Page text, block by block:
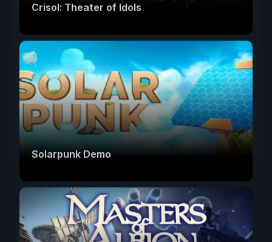
Crisol: Theater of Idols
Solarpunk Demo